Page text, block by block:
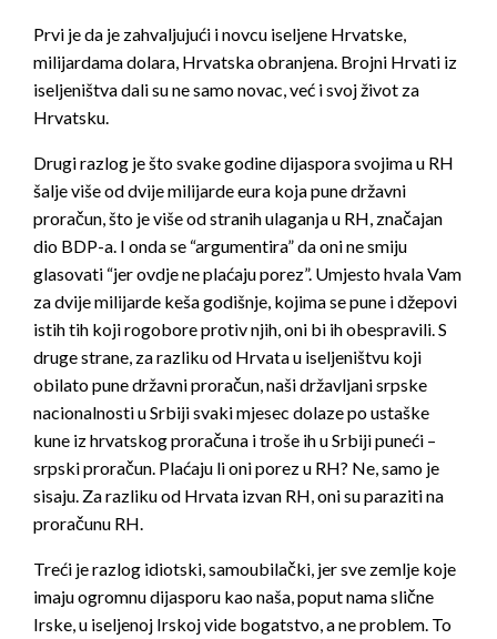
Prvi je da je zahvaljujući i novcu iseljene Hrvatske,
milijardama dolara, Hrvatska obranjena. Brojni Hrvati iz
iseljeništva dali su ne samo novac, već i svoj život za
Hrvatsku.
Drugi razlog je što svake godine dijaspora svojima u RH
šalje više od dvije milijarde eura koja pune državni
proračun, što je više od stranih ulaganja u RH, značajan
dio BDP-a. I onda se “argumentira” da oni ne smiju
glasovati “jer ovdje ne plaćaju porez”. Umjesto hvala Vam
za dvije milijarde keša godišnje, kojima se pune i džepovi
istih tih koji rogobore protiv njih, oni bi ih obespravili. S
druge strane, za razliku od Hrvata u iseljeništvu koji
obilato pune državni proračun, naši državljani srpske
nacionalnosti u Srbiji svaki mjesec dolaze po ustaške
kune iz hrvatskog proračuna i troše ih u Srbiji puneći –
srpski proračun. Plaćaju li oni porez u RH? Ne, samo je
sisaju. Za razliku od Hrvata izvan RH, oni su paraziti na
proračunu RH.
Treći je razlog idiotski, samoubilački, jer sve zemlje koje
imaju ogromnu dijasporu kao naša, poput nama slične
Irske, u iseljenoj Irskoj vide bogatstvo, a ne problem. To